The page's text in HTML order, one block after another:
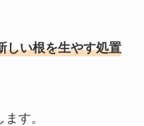
しい根を生やす処置
す。